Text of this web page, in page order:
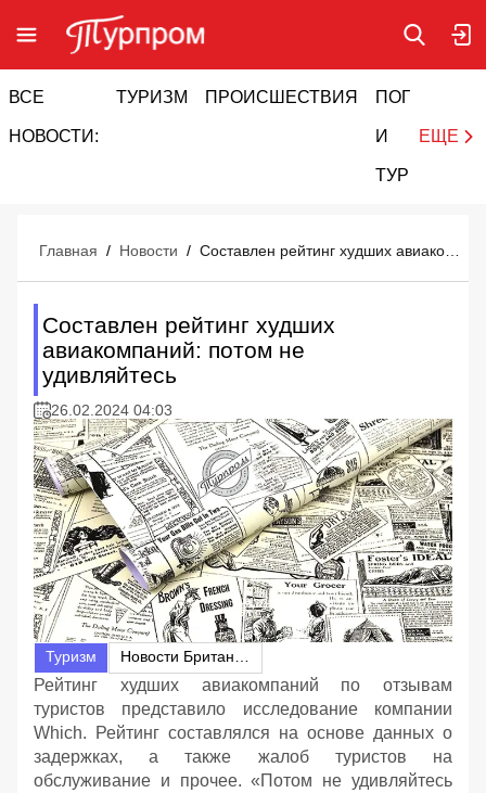
ВСЕ
НОВОСТИ:
ТУРИЗМ ПРОИСШЕСТВИЯ ПОГОДА
И
ТУРИЗМ
ЕЩЕ
Главная / Новости /
Составлен рейтинг худших
авиакомпаний: потом не
удивляйтесь
26.02.2024 04:03
Туризм
Рейтинг худших авиакомпаний по отзывам
туристов представило исследование компании
Which. Рейтинг составлялся на основе данных о
задержках, а также жалоб туристов на
обслуживание и прочее. «Потом не удивляйтесь